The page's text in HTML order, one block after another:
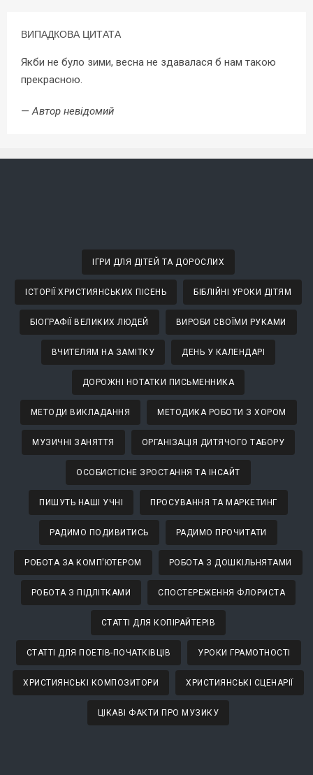
ВИПАДКОВА ЦИТАТА
Якби не було зими, весна не здавалася б нам такою
прекрасною.
—Автор невідомий
ІГРИ ДЛЯ ДІТЕЙ ТА ДОРОСЛИХ
ІСТОРІЇ ХРИСТИЯНСЬКИХ ПІСЕНЬ БІБЛІЙНІ УРОКИ ДІТЯМ
БІОГРАФІЇ ВЕЛИКИХ ЛЮДЕЙ ВИРОБИ СВОЇМИ РУКАМИ
ВЧИТЕЛЯМ НА ЗАМІТКУ ДЕНЬ У КАЛЕНДАРІ
ДОРОЖНІ НОТАТКИ ПИСЬМЕННИКА
МЕТОДИ ВИКЛАДАННЯ МЕТОДИКА РОБОТИ З ХОРОМ
МУЗИЧНІ ЗАНЯТТЯ ОРГАНІЗАЦІЯ ДИТЯЧОГО ТАБОРУ
ОСОБИСТІСНЕ ЗРОСТАННЯ ТА ІНСАЙТ
ПИШУТЬ НАШІ УЧНІ ПРОСУВАННЯ ТА МАРКЕТИНГ
РАДИМО ПОДИВИТИСЬ РАДИМО ПРОЧИТАТИ
РОБОТА ЗА КОМП'ЮТЕРОМ РОБОТА З ДОШКІЛЬНЯТАМИ
РОБОТА З ПІДЛІТКАМИ СПОСТЕРЕЖЕННЯ ФЛОРИСТА
СТАТТІ ДЛЯ КОПІРАЙТЕРІВ
СТАТТІ ДЛЯ ПОЕТІВ-ПОЧАТКІВЦІВ УРОКИ ГРАМОТНОСТІ
ХРИСТИЯНСЬКІ КОМПОЗИТОРИ ХРИСТИЯНСЬКІ СЦЕНАРІЇ
ЦІКАВІ ФАКТИ ПРО МУЗИКУ